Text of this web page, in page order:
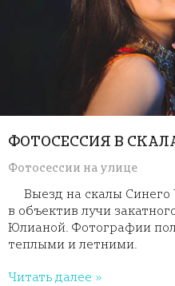
ФОТОСЕССИЯ В
Фотосессии на улице
Выезд на скалы Синего
в объектив лучи
Юлианой. Фотографии
теплыми и летними.
Читать далее »